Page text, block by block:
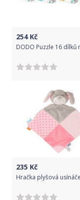
254Kč
235 Kč